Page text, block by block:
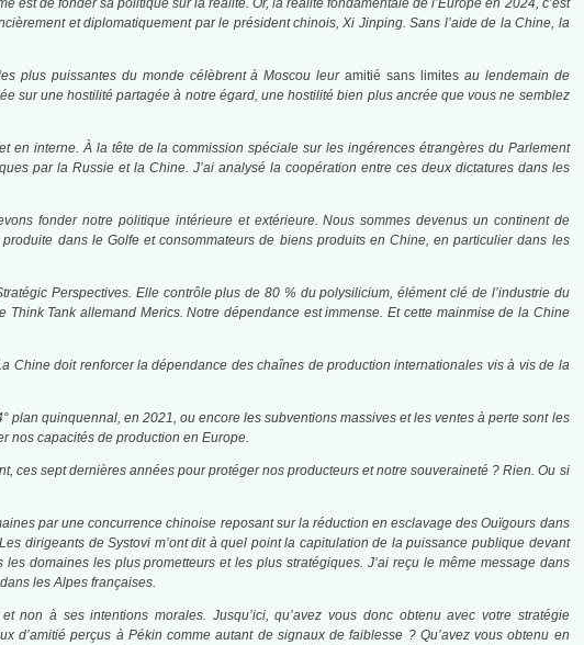
est de fonder sa politique sur la réalité. Or, la réalité fondamentale de l’Europe en 2024, c’est
et diplomatiquement par le président chinois, Xi Jinping. Sans l’aide de la Chine, la
plus puissantes du monde célèbrent à Moscou leuramitié sans limitesau lendemain de
sur une hostilité partagée à notre égard, une hostilité bien plus ancrée que vous ne semblez
en interne. À la tête de la commission spéciale sur les ingérences étrangères du Parlement
par la Russie et la Chine. J’ai analysé la coopération entre ces deux dictatures dans les
fonder notre politique intérieure et extérieure. Nous sommes devenus un continent de
dans le Golfe et consommateurs de biens produits en Chine, en particulier dans les
Perspectives. Elle contrôle plus de 80 % du polysilicium, élément clé de l’industrie du
Tank allemand Merics. Notre dépendance est immense. Et cette mainmise de la Chine
doit renforcer la dépendance des chaînes de production internationales vis à vis de la
quinquennal, en 2021, ou encore les subventions massives et les ventes à perte sont les
nos capacités de production en Europe.
ces sept dernières années pour protéger nos producteurs et notre souveraineté ? Rien. Ou si
par une concurrence chinoise reposant sur la réduction en esclavage des Ouïgours dans
dirigeants de Systovi m’ont dit à quel point la capitulation de la puissance publique devant
domaines les plus prometteurs et les plus stratégiques. J’ai reçu le même message dans
les Alpes françaises.
à ses intentions morales. Jusqu’ici, qu’avez vous donc obtenu avec votre stratégie
d’amitié perçus à Pékin comme autant de signaux de faiblesse ? Qu’avez vous obtenu en